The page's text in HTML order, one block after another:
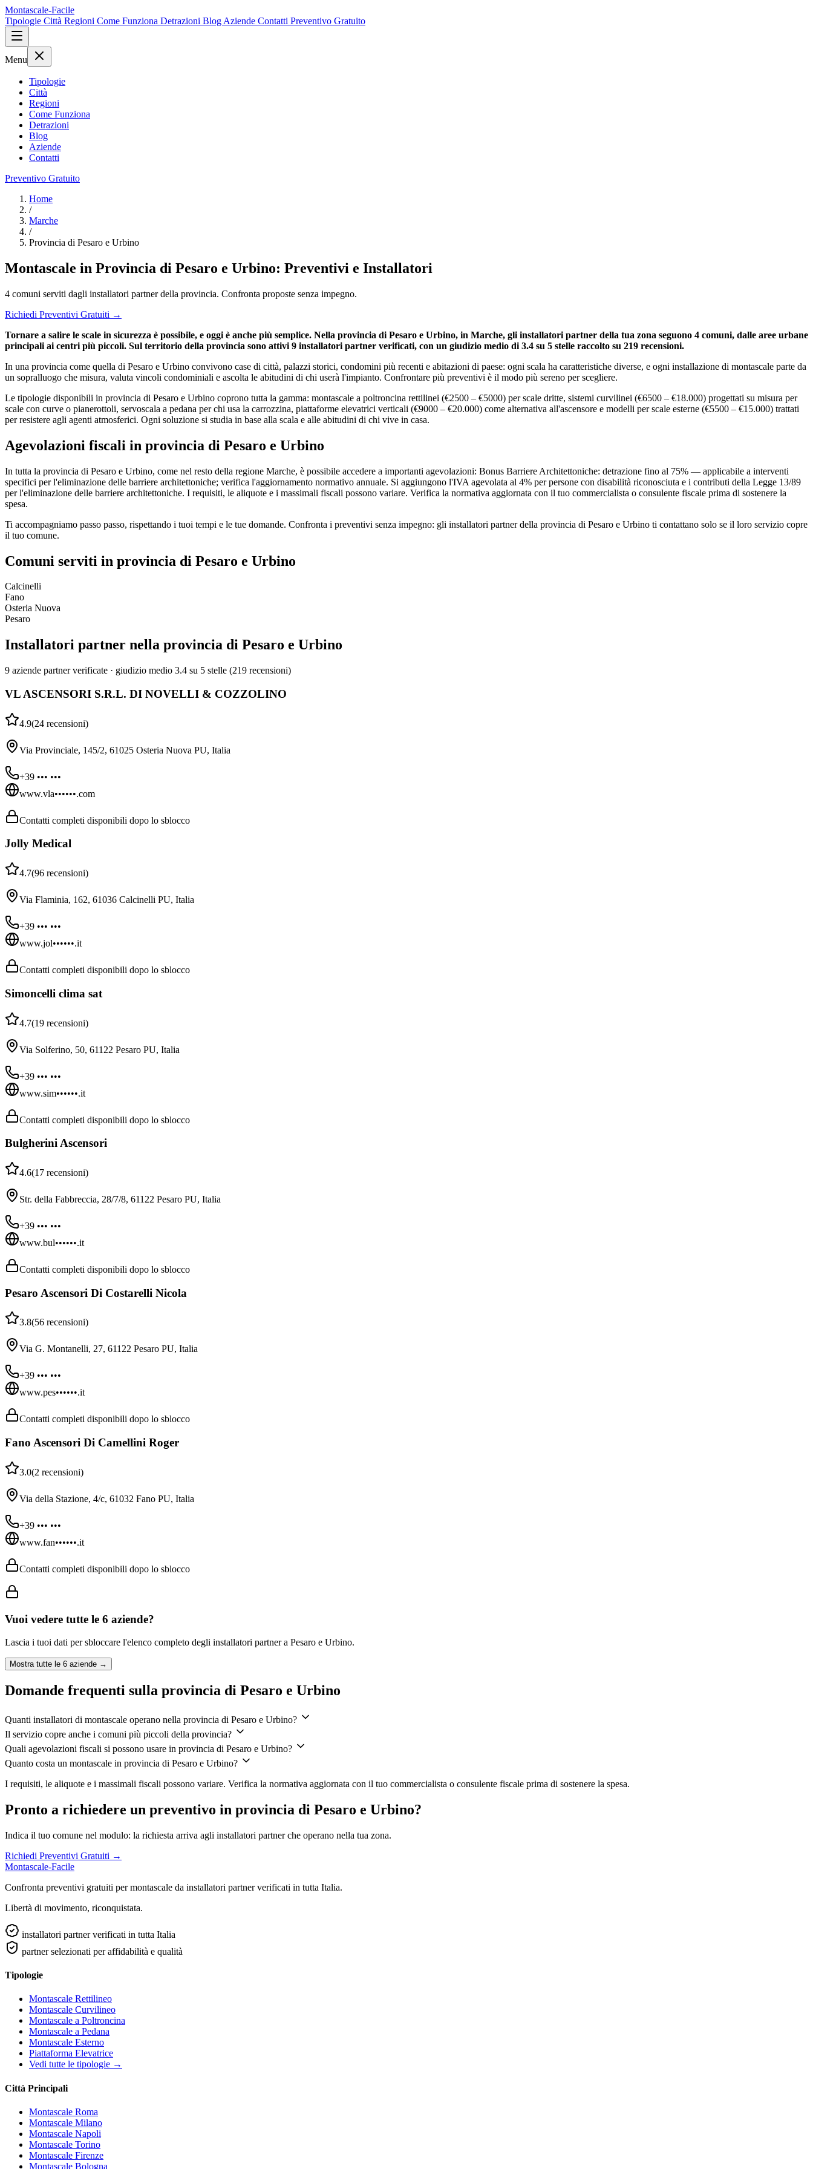
Montascale-Facile
Tipologie Città Regioni Come Funziona Detrazioni Blog Aziende Contatti Preventivo Gratuito
Menu
Tipologie
Città
Regioni
Come Funziona
Detrazioni
Blog
Aziende
Contatti
Preventivo Gratuito
Home
/
Marche
/
Provincia di Pesaro e Urbino
Montascale in Provincia di Pesaro e Urbino: Preventivi e Installatori
4 comuni serviti dagli installatori partner della provincia. Confronta proposte senza impegno.
Richiedi Preventivi Gratuiti →
Tornare a salire le scale in sicurezza è possibile, e oggi è anche più semplice. Nella provincia di Pesaro e Urbino, in Marche, gli installatori partner della tua zona seguono 4 comuni, dalle aree urbane
principali ai centri più piccoli. Sul territorio della provincia sono attivi 9 installatori partner verificati, con un giudizio medio di 3.4 su 5 stelle raccolto su 219 recensioni.
In una provincia come quella di Pesaro e Urbino convivono case di città, palazzi storici, condomini più recenti e abitazioni di paese: ogni scala ha caratteristiche diverse, e ogni installazione di montascale parte da
un sopralluogo che misura, valuta vincoli condominiali e ascolta le abitudini di chi userà l'impianto. Confrontare più preventivi è il modo più sereno per scegliere.
Le tipologie disponibili in provincia di Pesaro e Urbino coprono tutta la gamma: montascale a poltroncina rettilinei (€2500 – €5000) per scale dritte, sistemi curvilinei (€6500 – €18.000) progettati su misura per
scale con curve o pianerottoli, servoscala a pedana per chi usa la carrozzina, piattaforme elevatrici verticali (€9000 – €20.000) come alternativa all'ascensore e modelli per scale esterne (€5500 – €15.000) trattati
per resistere agli agenti atmosferici. Ogni soluzione si studia in base alla scala e alle abitudini di chi vive in casa.
Agevolazioni fiscali in provincia di Pesaro e Urbino
In tutta la provincia di Pesaro e Urbino, come nel resto della regione Marche, è possibile accedere a importanti agevolazioni: Bonus Barriere Architettoniche: detrazione fino al 75% — applicabile a interventi
specifici per l'eliminazione delle barriere architettoniche; verifica l'aggiornamento normativo annuale. Si aggiungono l'IVA agevolata al 4% per persone con disabilità riconosciuta e i contributi della Legge 13/89
per l'eliminazione delle barriere architettoniche. I requisiti, le aliquote e i massimali fiscali possono variare. Verifica la normativa aggiornata con il tuo commercialista o consulente fiscale prima di sostenere la
spesa.
Ti accompagniamo passo passo, rispettando i tuoi tempi e le tue domande. Confronta i preventivi senza impegno: gli installatori partner della provincia di Pesaro e Urbino ti contattano solo se il loro servizio copre
il tuo comune.
Comuni serviti in provincia di Pesaro e Urbino
Calcinelli
Fano
Osteria Nuova
Pesaro
Installatori partner nella provincia di Pesaro e Urbino
9 aziende partner verificate · giudizio medio 3.4 su 5 stelle (219 recensioni)
VL ASCENSORI S.R.L. DI NOVELLI & COZZOLINO
4.9(24 recensioni)
Via Provinciale, 145/2, 61025 Osteria Nuova PU, Italia
+39 ••• •••
www.vla••••••.com
Contatti completi disponibili dopo lo sblocco
Jolly Medical
4.7(96 recensioni)
Via Flaminia, 162, 61036 Calcinelli PU, Italia
+39 ••• •••
www.jol••••••.it
Contatti completi disponibili dopo lo sblocco
Simoncelli clima sat
4.7(19 recensioni)
Via Solferino, 50, 61122 Pesaro PU, Italia
+39 ••• •••
www.sim••••••.it
Contatti completi disponibili dopo lo sblocco
Bulgherini Ascensori
4.6(17 recensioni)
Str. della Fabbreccia, 28/7/8, 61122 Pesaro PU, Italia
+39 ••• •••
www.bul••••••.it
Contatti completi disponibili dopo lo sblocco
Pesaro Ascensori Di Costarelli Nicola
3.8(56 recensioni)
Via G. Montanelli, 27, 61122 Pesaro PU, Italia
+39 ••• •••
www.pes••••••.it
Contatti completi disponibili dopo lo sblocco
Fano Ascensori Di Camellini Roger
3.0(2 recensioni)
Via della Stazione, 4/c, 61032 Fano PU, Italia
+39 ••• •••
www.fan••••••.it
Contatti completi disponibili dopo lo sblocco
Vuoi vedere tutte le 6 aziende?
Lascia i tuoi dati per sbloccare l'elenco completo degli installatori partner a Pesaro e Urbino.
Mostra tutte le 6 aziende →
Domande frequenti sulla provincia di Pesaro e Urbino
Quanti installatori di montascale operano nella provincia di Pesaro e Urbino?
Il servizio copre anche i comuni più piccoli della provincia?
Quali agevolazioni fiscali si possono usare in provincia di Pesaro e Urbino?
Quanto costa un montascale in provincia di Pesaro e Urbino?
I requisiti, le aliquote e i massimali fiscali possono variare. Verifica la normativa aggiornata con il tuo commercialista o consulente fiscale prima di sostenere la spesa.
Pronto a richiedere un preventivo in provincia di Pesaro e Urbino?
Indica il tuo comune nel modulo: la richiesta arriva agli installatori partner che operano nella tua zona.
Richiedi Preventivi Gratuiti →
Montascale-Facile
Confronta preventivi gratuiti per montascale da installatori partner verificati in tutta Italia.
Libertà di movimento, riconquistata.
installatori partner verificati in tutta Italia
partner selezionati per affidabilità e qualità
Tipologie
Montascale Rettilineo
Montascale Curvilineo
Montascale a Poltroncina
Montascale a Pedana
Montascale Esterno
Piattaforma Elevatrice
Vedi tutte le tipologie →
Città Principali
Montascale Roma
Montascale Milano
Montascale Napoli
Montascale Torino
Montascale Firenze
Montascale Bologna